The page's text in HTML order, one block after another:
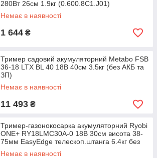
280Вт 26см 1.9кг (0.600.8C1.J01)
Немає в наявності
1 644 ₴
Тример садовий акумуляторний Metabo FSB
36-18 LTX BL 40 18В 40см 3.5кг (без АКБ та
ЗП)
Немає в наявності
11 493 ₴
Тример-газонокосарка акумуляторний Ryobi
ONE+ RY18LMC30A-0 18В 30см висота 38-
75мм EasyEdge телескоп.штанга 6.4кг без
АКБ та ЗП
Немає в наявності